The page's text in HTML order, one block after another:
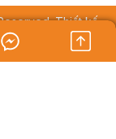
địa hình.
thoát, hiện đại
xung
Thiết kế
truy cập: 203217